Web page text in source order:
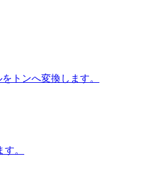
トンへ変換します。
。